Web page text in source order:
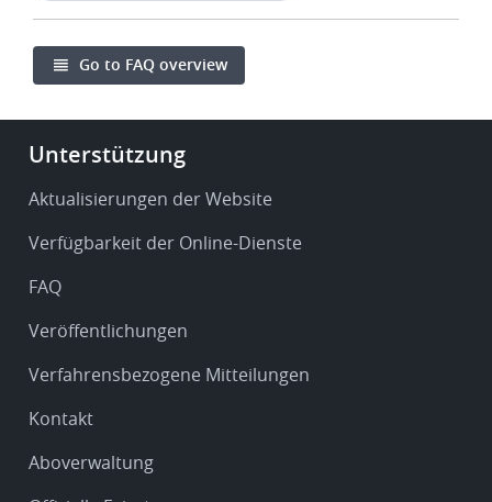
Go to FAQ overview
Footer
Service
support
Unterstützung
Aktualisierungen der Website
Verfügbarkeit der Online-Dienste
FAQ
Veröffentlichungen
Verfahrensbezogene Mitteilungen
Kontakt
Aboverwaltung